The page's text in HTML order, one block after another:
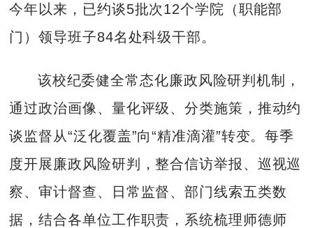
今年以来，已约谈5批次12个学院（职能部
门）领导班子84名处科级干部。
该校纪委健全常态化廉政风险研判机制，
通过政治画像、量化评级、分类施策，推动约
谈监督从“泛化覆盖”向“精准滴灌”转变。每季
度开展廉政风险研判，整合信访举报、巡视巡
察、审计督查、日常监督、部门线索五类数
据，结合各单位工作职责，系统梳理师德师